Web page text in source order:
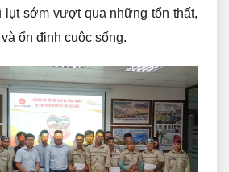
sớm vượt qua những tổn thất,
ổn định cuộc sống.